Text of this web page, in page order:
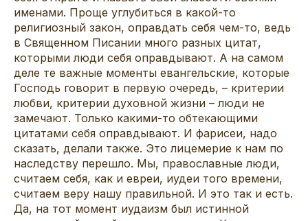
именами. Проще углубиться в какой-то
религиозный закон, оправдать себя чем-то, ведь
в Священном Писании много разных цитат,
которыми люди себя оправдывают. А на самом
деле те важные моменты евангельские, которые
Господь говорит в первую очередь, – критерии
любви, критерии духовной жизни – люди не
замечают. Только какими-то обтекающими
цитатами себя оправдывают. И фарисеи, надо
сказать, делали также. Это лицемерие к нам по
наследству перешло. Мы, православные люди,
считаем себя, как и евреи, иудеи того времени,
считаем веру нашу правильной. И это так и есть.
Да, на тот момент иудаизм был истинной